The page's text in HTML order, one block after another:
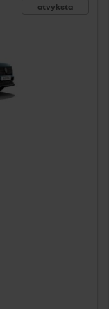
atvyksta